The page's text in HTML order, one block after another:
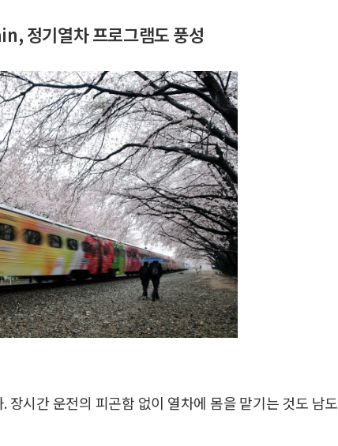
정기열차 프로그램도 풍성
장시간 운전의 피곤함 없이 열차에 몸을 맡기는 것도 남도